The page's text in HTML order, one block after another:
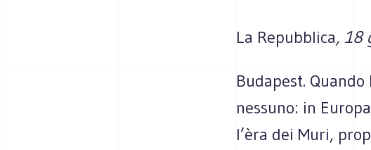
La Repubblica, 18
Budapest.
nessuno: in
l’èra dei Muri,